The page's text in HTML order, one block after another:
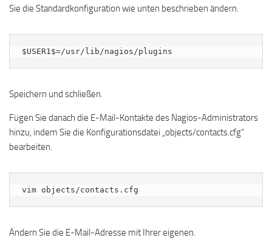
Sie die Standardkonfiguration wie unten beschrieben ändern.
$USER1$=/usr/lib/nagios/plugins
Speichern und schließen.
Fügen Sie danach die E-Mail-Kontakte des Nagios-Administrators
hinzu, indem Sie die Konfigurationsdatei „objects/contacts.cfg“
bearbeiten.
vim objects/contacts.cfg
Ändern Sie die E-Mail-Adresse mit Ihrer eigenen.